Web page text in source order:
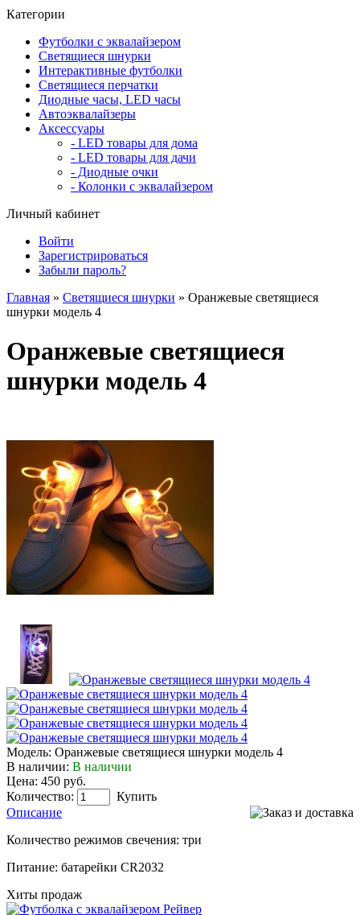
Категории
Футболки с эквалайзером
Светящиеся шнурки
Интерактивные футболки
Светящиеся перчатки
Диодные часы, LED часы
Автоэквалайзеры
Аксессуары
- LED товары для дома
- LED товары для дачи
- Диодные очки
- Колонки с эквалайзером
Личный кабинет
Войти
Зарегистрироваться
Забыли пароль?
Главная » Светящиеся шнурки » Оранжевые светящиеся
шнурки модель 4
Оранжевые светящиеся
шнурки модель 4
Модель: Оранжевые светящиеся шнурки модель 4
В наличии: В наличии
Цена: 450 руб.
Количество:
Купить
Описание
Количество режимов свечения: три
Питание: батарейки CR2032
Хиты продаж